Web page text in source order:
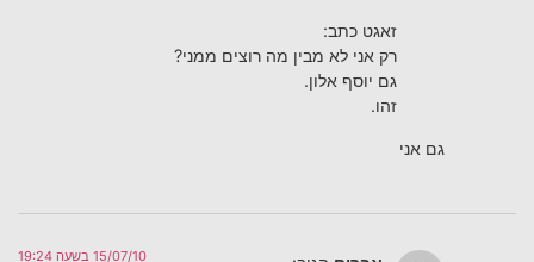
זאגט כתב:
רק אני לא מבין מה רוצים ממני?
גם יוסף אלון.
זהו.
גם אני
15/07/10 בשעה 19:24